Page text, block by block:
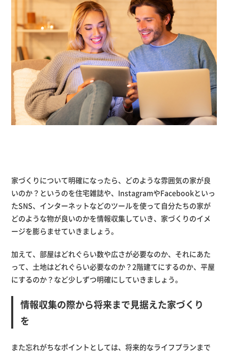
家づくりについて明確になったら、どのような雰囲気の家が良
いのか？というのを住宅雑誌や、InstagramやFacebookといっ
たSNS、インターネットなどのツールを使って自分たちの家が
どのような物が良いのかを情報収集していき、家づくりのイメ
ージを膨らませていきましょう。
加えて、部屋はどれぐらい数や広さが必要なのか、それにあた
って、土地はどれぐらい必要なのか？2階建てにするのか、平屋
にするのか？など少しずつ明確にしていきましょう。
情報収集の際から将来まで見据えた家づくり
を
また忘れがちなポイントとしては、将来的なライフプランまで